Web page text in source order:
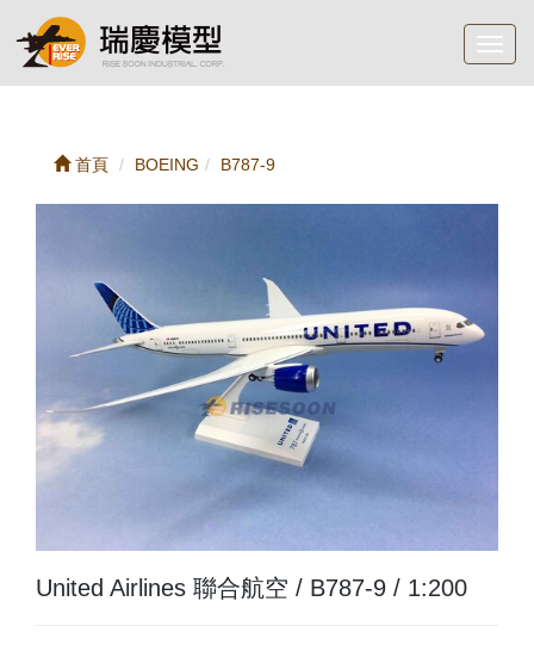
首頁 BOEING B787-9
United Airlines 聯合航空 / B787-9 / 1:200